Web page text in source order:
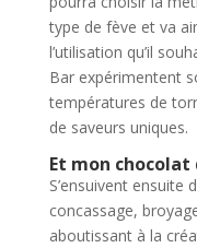
type de fève et va
l’utilisation qu’il
Bar expérimentent
températures de
de saveurs uniques.
Et mon chocolat
S’ensuivent ensuite
concassage,
aboutissant à la